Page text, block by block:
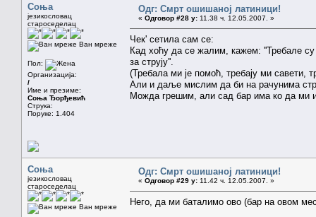
Соња
језикословац
староседелац
Ван мреже
Пол:
Организација:
/
Име и презиме:
Соња Ђорђевић
Струка:
Поруке: 1.404
Одг: Смрт ошишаној латиници!
« Одговор #28 у: 11.38 ч. 12.05.2007. »
Чек' сетила сам се:
Кад хоћу да се жалим, кажем: ''Требале су
за струју''.
(Требала ми је помоћ, требају ми савети,
Али и даље мислим да би на рачунима
Можда грешим, али сад бар има ко да ми
Соња
језикословац
староседелац
Ван мреже
Одг: Смрт ошишаној латиници!
« Одговор #29 у: 11.42 ч. 12.05.2007. »
Него, да ми баталимо ово (бар на овом